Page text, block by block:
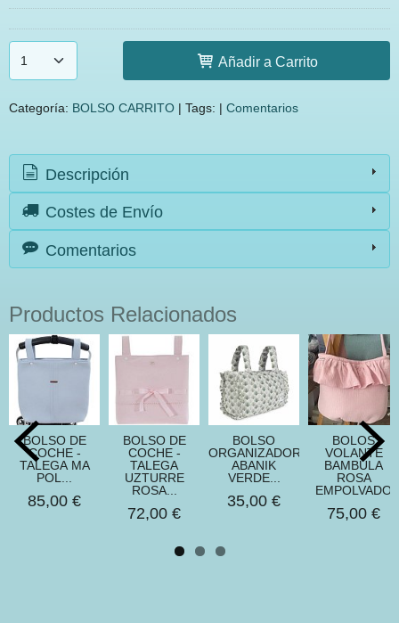
Añadir a Carrito
Categoría: BOLSO CARRITO | Tags: | Comentarios
Descripción
Costes de Envío
Comentarios
Productos Relacionados
BOLSO DE
COCHE -
TALEGA MA
POL...
85,00 €
BOLSO DE
COCHE -
TALEGA
UZTURRE
ROSA...
72,00 €
BOLSO
ORGANIZADOR
ABANIK
VERDE...
35,00 €
BOLOS
VOLANTE
BAMBULA
ROSA
EMPOLVADO
75,00 €